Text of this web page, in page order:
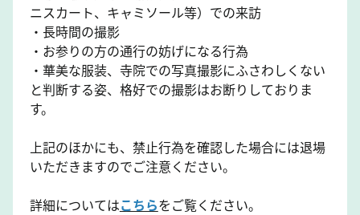
ニスカート、キャミソール等）での来訪
・長時間の撮影
・お参りの方の通行の妨げになる行為
・華美な服装、寺院での写真撮影にふさわしくない
と判断する姿、格好での撮影はお断りしておりま
す。
上記のほかにも、禁止行為を確認した場合には退場
いただきますのでご注意ください。
詳細についてはこちらをご覧ください。